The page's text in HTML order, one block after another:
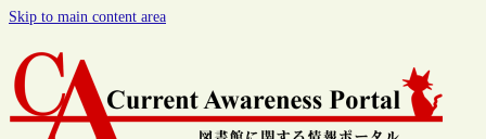
Skip to main content area